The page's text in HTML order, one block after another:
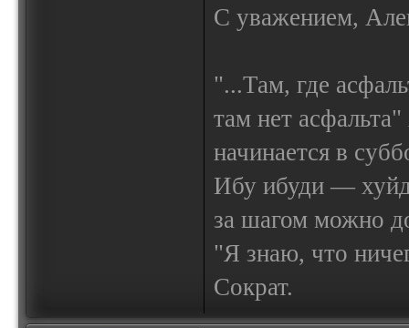
С уважением,
"...Там, где
там нет
начинается в
Ибу ибуди —
за шагом можно
"Я знаю, что
Сократ.